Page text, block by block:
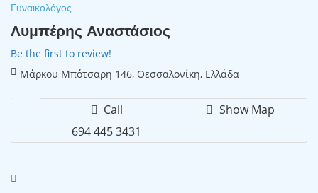
Γυναικολόγος
Λυμπέρης Αναστάσιος
Be the first to review!
Μάρκου Μπότσαρη 146, Θεσσαλονίκη, Ελλάδα
Call
694 445 3431
Show Map